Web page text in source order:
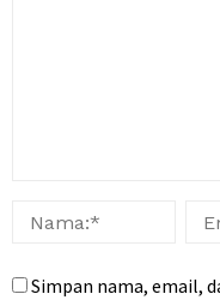
Simpan nama, email,